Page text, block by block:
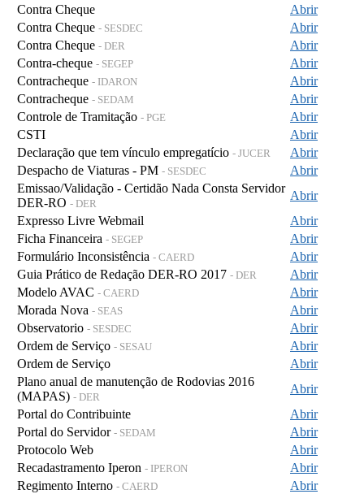
Contra Cheque
Abrir
Contra Cheque - SESDEC
Abrir
Contra Cheque - DER
Abrir
Contra-cheque - SEGEP
Abrir
Contracheque - IDARON
Abrir
Contracheque - SEDAM
Abrir
Controle de Tramitação - PGE
Abrir
CSTI
Abrir
Declaração que tem vínculo empregatício - JUCER
Abrir
Despacho de Viaturas - PM - SESDEC
Abrir
Emissao/Validação - Certidão Nada Consta Servidor
DER-RO - DER
Abrir
Expresso Livre Webmail
Abrir
Ficha Financeira - SEGEP
Abrir
Formulário Inconsistência - CAERD
Abrir
Guia Prático de Redação DER-RO 2017 - DER
Abrir
Modelo AVAC - CAERD
Abrir
Morada Nova - SEAS
Abrir
Observatorio - SESDEC
Abrir
Ordem de Serviço - SESAU
Abrir
Ordem de Serviço
Abrir
Plano anual de manutenção de Rodovias 2016
(MAPAS) - DER
Abrir
Portal do Contribuinte
Abrir
Portal do Servidor - SEDAM
Abrir
Protocolo Web
Abrir
Recadastramento Iperon - IPERON
Abrir
Regimento Interno - CAERD
Abrir